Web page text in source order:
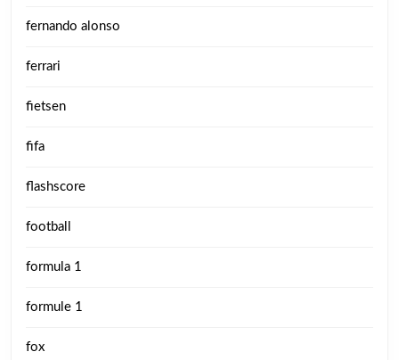
fernando alonso
ferrari
fietsen
fifa
flashscore
football
formula 1
formule 1
fox